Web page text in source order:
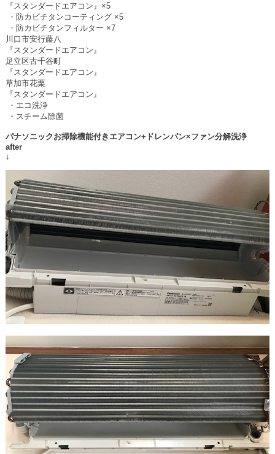
『スタンダードエアコン』 ×5
・防カビチタンコーティング ×5
・防カビチタンフィルター ×7
川口市安行藤八
『スタンダードエアコン』
足立区古千谷町
『スタンダードエアコン』
草加市花栗
『スタンダードエアコン』
・エコ洗浄
・スチーム除菌
パナソニックお掃除機能付きエアコン+ ドレンパン×ファン分解洗浄
after
↓